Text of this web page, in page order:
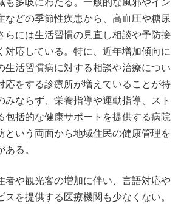
などの季節性疾患から、高血圧や糖尿
らには生活習慣の見直し相談や予防接
対応している。特に、近年増加傾向に
生活習慣病に対する相談や治療につい
応をする診療所が増えていることが特
みならず、栄養指導や運動指導、スト
包括的な健康サポートを提供する病院
という両面から地域住民の健康管理を
る。
者や観光客の増加に伴い、言語対応や
を提供する医療機関も少なくない。